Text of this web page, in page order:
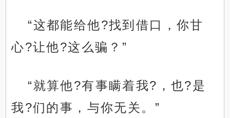
“这都能给他?找到借口，你甘
心?让他?这么骗？”
“就算他?有事瞒着我?，也?是
我?们的事，与你无关。”